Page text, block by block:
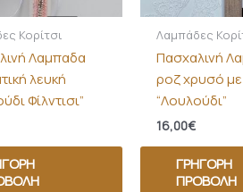
Κορίτσι
Λαμπαδα
λευκή
Φίλντισι”
Λαμπάδες
Πασχαλινή
ροζ χρυσό με
“Λουλούδι”
16,00€
ΓΡΉΓΟΡΗ
ΠΡΟΒΟΛΉ